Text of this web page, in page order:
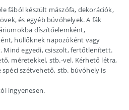
fából készült mászófa, dekorációk,
és egyéb búvóhelyek. A fák
díszítőelemként,
hüllőknek napozóként vagy
Mind egyedi, csiszolt, fertőtlenített.
méretekkel, stb.-vel. Kérhető létra,
spéci szétvehető, stb. búvóhely is
ingyenesen.